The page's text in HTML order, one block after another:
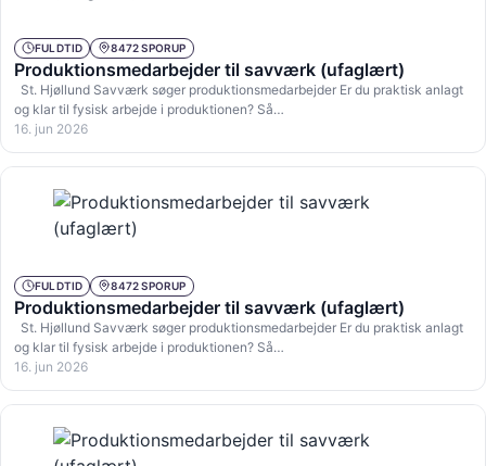
FULDTID 8472 SPORUP
Produktionsmedarbejder til savværk (ufaglært)
St. Hjøllund Savværk søger produktionsmedarbejder Er du praktisk anlagt
og klar til fysisk arbejde i produktionen? Så…
16. jun 2026
FULDTID 8472 SPORUP
Produktionsmedarbejder til savværk (ufaglært)
St. Hjøllund Savværk søger produktionsmedarbejder Er du praktisk anlagt
og klar til fysisk arbejde i produktionen? Så…
16. jun 2026